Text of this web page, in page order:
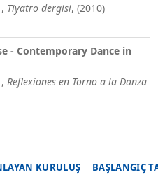
, Tiyatro dergisi, (2010)
- Contemporary Dance in
, Reflexiones en Torno a la Danza
KURULUŞ BAŞLANGIÇ